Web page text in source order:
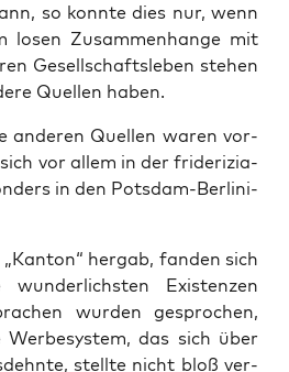
so konn­te dies nur, wenn
losen Zusam­men­han­ge mit
Gesell­schafts­le­ben ste­hen
Quel­len haben.
ande­ren Quel­len waren vor­
vor allem in der fri­de­ri­zia­
in den Pots­dam-Ber­li­ni­
her­gab, fan­den sich
Exis­ten­zen
wur­den gespro­chen,
das sich über
stell­te nicht bloß ver­